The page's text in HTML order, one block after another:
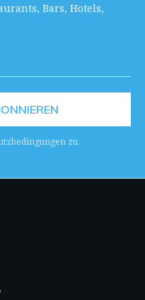
Bars, Hotels,
zu.